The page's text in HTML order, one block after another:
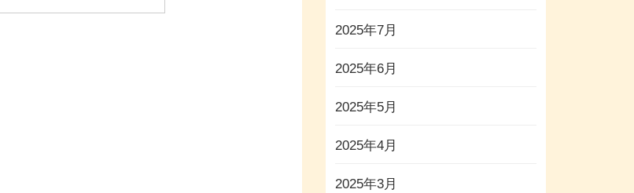
2025年7月
2025年6月
2025年5月
2025年4月
2025年3月